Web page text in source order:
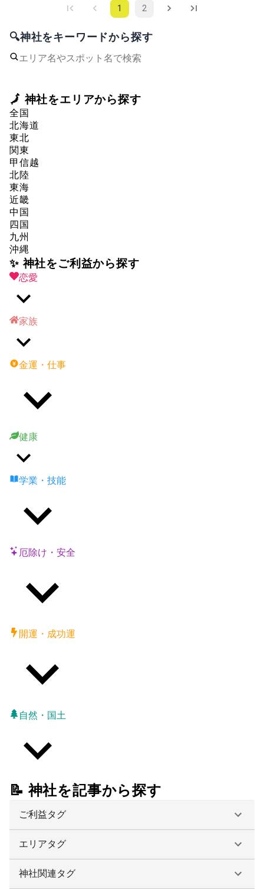
1 2
🔍神社をキーワードから探す
🗾 神社をエリアから探す
全国
北海道
東北
関東
甲信越
北陸
東海
近畿
中国
四国
九州
沖縄
✨ 神社をご利益から探す
恋愛
家族
金運・仕事
健康
学業・技能
厄除け・安全
開運・成功運
自然・国土
📝 神社を記事から探す
ご利益タグ
エリアタグ
神社関連タグ